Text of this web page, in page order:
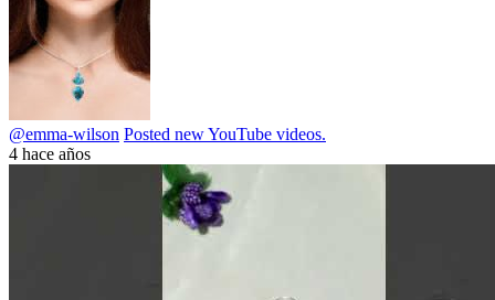
@emma-wilson Posted new YouTube videos.
4 hace años